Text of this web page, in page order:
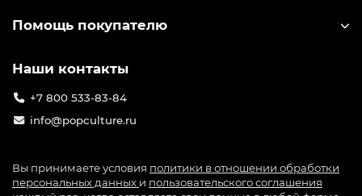
Помощь покупателю
Наши контакты
+7 800 533-83-84
info@popculture.ru
Вы принимаете условия политики в отношении обработки
персональных данных и пользовательского соглашения